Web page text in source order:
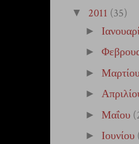
▼ 2011 (35)
►
►
► Μαρτίου
►
► Μαΐου
► Ιουνίου